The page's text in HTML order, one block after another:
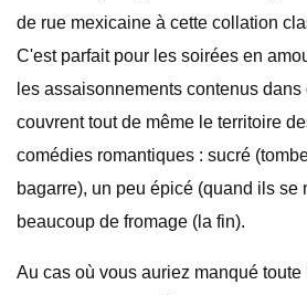
de rue mexicaine à cette collation
C'est parfait pour les soirées en
les assaisonnements contenus
couvrent tout de même le territoire
comédies romantiques : sucré
bagarre), un peu épicé (quand ils se
beaucoup de fromage (la fin).
Au cas où vous auriez manqué